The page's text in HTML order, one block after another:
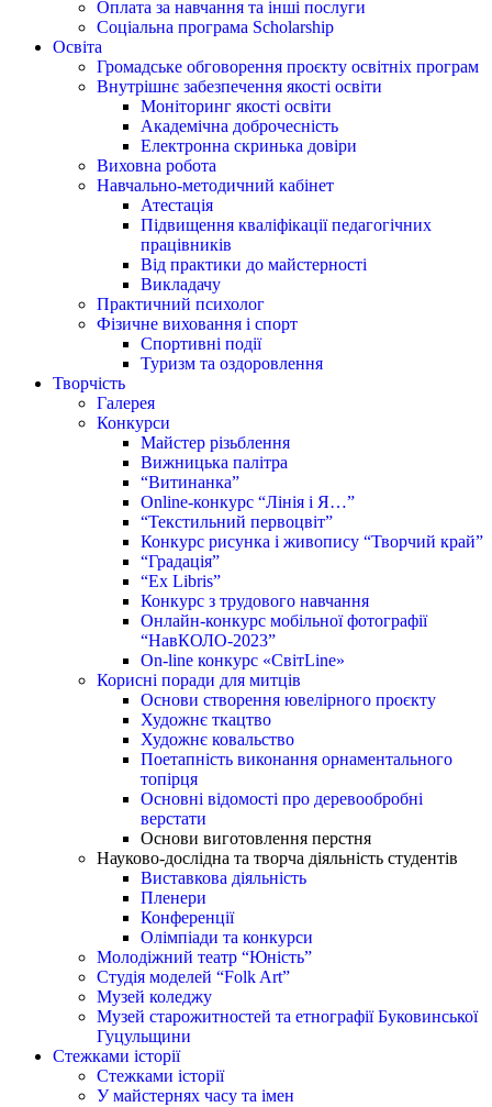
Оплата за навчання та інші послуги
Соціальна програма Scholarship
Освіта
Громадське обговорення проєкту освітніх програм
Внутрішнє забезпечення якості освіти
Моніторинг якості освіти
Академічна доброчесність
Електронна скринька довіри
Виховна робота
Навчально-методичний кабінет
Атестація
Підвищення кваліфікації педагогічних
працівників
Від практики до майстерності
Викладачу
Практичний психолог
Фізичне виховання і спорт
Спортивні події
Туризм та оздоровлення
Творчість
Галерея
Конкурси
Майстер різьблення
Вижницька палітра
“Витинанка”
Online-конкурс “Лінія і Я…”
“Текстильний первоцвіт”
Конкурс рисунка і живопису “Творчий край”
“Градація”
“Ex Libris”
Конкурс з трудового навчання
Онлайн-конкурс мобільної фотографії
“НавКОЛО-2023”
On-line конкурс «СвітLine»
Корисні поради для митців
Основи створення ювелірного проєкту
Художнє ткацтво
Художнє ковальство
Поетапність виконання орнаментального
топірця
Основні відомості про деревообробні
верстати
Основи виготовлення перстня
Науково-дослідна та творча діяльність студентів
Виставкова діяльність
Пленери
Конференції
Олімпіади та конкурси
Молодіжний театр “Юність”
Студія моделей “Folk Art”
Музей коледжу
Музей старожитностей та етнографії Буковинської
Гуцульщини
Стежками історії
Стежками історії
У майстернях часу та імен